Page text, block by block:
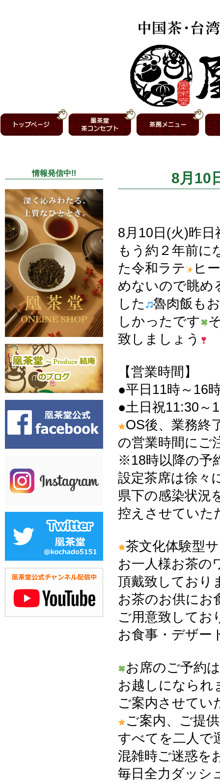
情報発信中!! 8月10
8月10日(火)昨
もう約２年前
た令和ラテ
ヒ
めないので眺め
した
魯肉飯も
しかったです
致しましょう
【営業時間】
●平日11時～16
●土日祝11:30～
OS後、業務終
の営業時間にご
※18時以降の予
設定茶席は徐々
県下の感染状況
控えさせていた
茶文化体験型
お一人様お茶の
頂戴致しており
お茶のお供にお
ご用意致してお
お食事・デザー
お席のご予約
お越しになられ
ご案内させてい
ご案内、ご提
すべてを二人で
混雑時ご迷惑を
毎日全力ダッシ